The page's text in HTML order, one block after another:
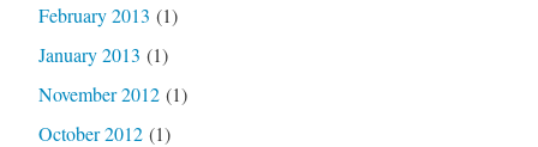
February 2013 (1)
January 2013 (1)
November 2012(1)
October 2012(1)